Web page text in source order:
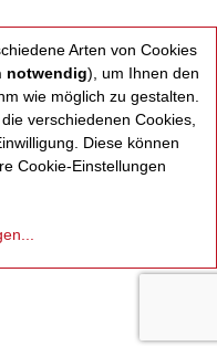
Arten von Cookies
notwendig), um Ihnen den
wie möglich zu gestalten.
verschiedenen Cookies,
Diese können
Cookie-Einstellungen
...